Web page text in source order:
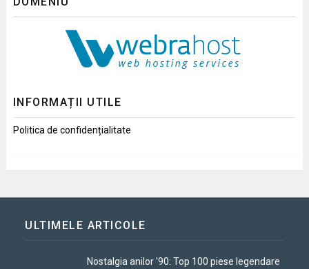
INFORMAȚII UTILE
Politica de confidențialitate
ULTIMELE ARTICOLE
Nostalgia anilor '90: Top 100 piese legendare